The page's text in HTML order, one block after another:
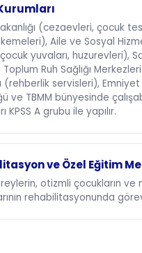
(cezaevleri, çocuk
Aile ve Sosyal
yuvaları, huzurevleri),
Ruh Sağlığı
(rehberlik servisleri),
ve TBMM bünyesinde
KPSS A grubu ile yapılır.
ve Özel Eğitim
otizmli çocukların ve
rehabilitasyonunda